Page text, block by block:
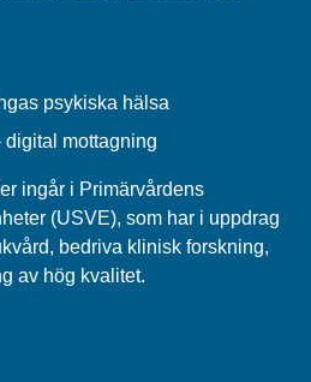
psykiska hälsa
digital mottagning
ingår i Primärvårdens
(USVE), som har i uppdrag
bedriva klinisk forskning,
av hög kvalitet.